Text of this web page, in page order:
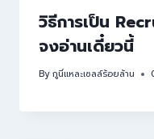
วิธีการเป็น
จงอ่านเดี๋ยวนี้
Byกูนี่แหละเซลล์ร้อยล้าน